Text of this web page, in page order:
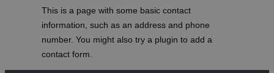
This is a page with some basic contact
information, such as an address and phone
number. You might also try a plugin to add a
contact form.